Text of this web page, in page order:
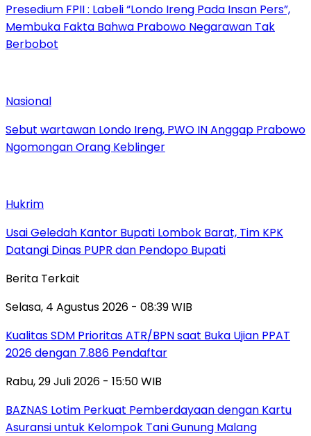
Presedium FPII : Labeli “Londo Ireng Pada Insan Pers”,
Membuka Fakta Bahwa Prabowo Negarawan Tak
Berbobot
Nasional
Sebut wartawan Londo Ireng, PWO IN Anggap Prabowo
Ngomongan Orang Keblinger
Hukrim
Usai Geledah Kantor Bupati Lombok Barat, Tim KPK
Datangi Dinas PUPR dan Pendopo Bupati
Berita Terkait
Selasa, 4 Agustus 2026 - 08:39 WIB
Kualitas SDM Prioritas ATR/BPN saat Buka Ujian PPAT
2026 dengan 7.886 Pendaftar
Rabu, 29 Juli 2026 - 15:50 WIB
BAZNAS Lotim Perkuat Pemberdayaan dengan Kartu
Asuransi untuk Kelompok Tani Gunung Malang